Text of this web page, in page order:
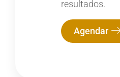
resultados.
Agendar